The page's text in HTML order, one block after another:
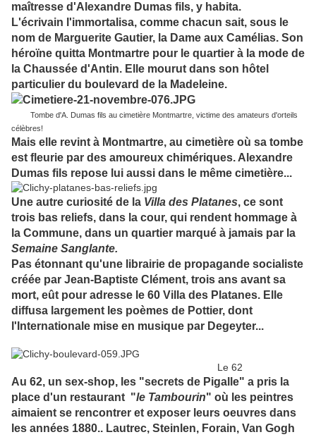
maîtresse d'Alexandre Dumas fils, y habita.
L'écrivain l'immortalisa, comme chacun sait, sous le
nom de Marguerite Gautier, la Dame aux Camélias. Son
héroïne quitta Montmartre pour le quartier à la mode de
la Chaussée d'Antin. Elle mourut dans son hôtel
particulier du boulevard de la Madeleine.
Tombe d'A. Dumas fils au cimetière Montmartre, victime des amateurs d'orteils
célèbres!
Mais elle revint à Montmartre, au cimetière où sa tombe
est fleurie par des amoureux chimériques. Alexandre
Dumas fils repose lui aussi dans le même cimetière...
Une autre curiosité de la Villa des Platanes, ce sont
trois bas reliefs, dans la cour, qui rendent hommage à
la Commune, dans un quartier marqué à jamais par la
Semaine Sanglante.
Pas étonnant qu'une librairie de propagande socialiste
créée par Jean-Baptiste Clément, trois ans avant sa
mort, eût pour adresse le 60 Villa des Platanes. Elle
diffusa largement les poèmes de Pottier, dont
l'Internationale mise en musique par Degeyter...
Le 62
Au 62, un sex-shop, les "secrets de Pigalle" a pris la
place d'un restaurant "le Tambourin" où les peintres
aimaient se rencontrer et exposer leurs oeuvres dans
les années 1880.. Lautrec, Steinlen, Forain, Van Gogh